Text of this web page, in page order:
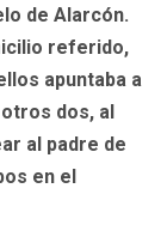
de Alarcón.
referido,
apuntaba a
dos, al
al padre de
en el